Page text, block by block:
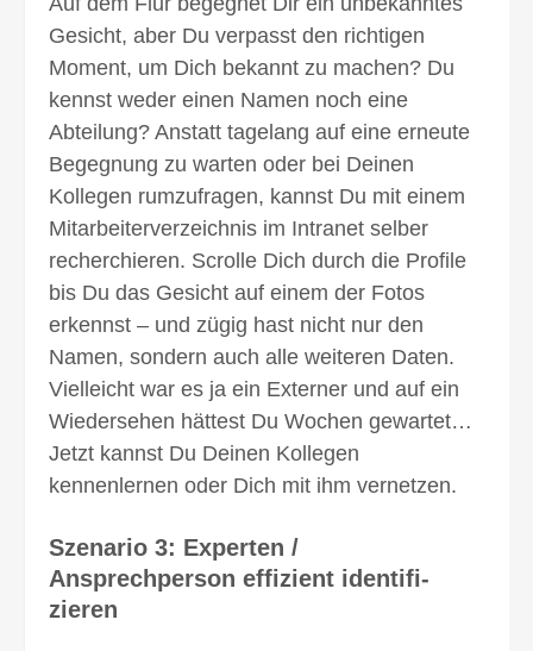
Gesicht, aber Du verpasst den richtigen
Moment, um Dich bekannt zu machen? Du
kennst weder einen Namen noch eine
Abteilung? Anstatt tagelang auf eine erneute
Begegnung zu warten oder bei Deinen
Kollegen rumzufragen, kannst Du mit einem
Mitarbeiterverzeichnis im Intranet selber
recherchieren. Scrolle Dich durch die Profile
bis Du das Gesicht auf einem der Fotos
erkennst – und zügig hast nicht nur den
Namen, sondern auch alle weiteren Daten.
Vielleicht war es ja ein Externer und auf ein
Wiedersehen hättest Du Wochen gewartet…
Jetzt kannst Du Deinen Kollegen
kennenlernen oder Dich mit ihm vernetzen.
Szenario 3: Experten /
Ansprechperson effizient identi­fi­
zieren